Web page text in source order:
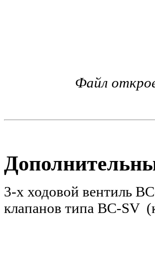
Файл
3-х ходовой вентиль
клапанов типа BC-SV